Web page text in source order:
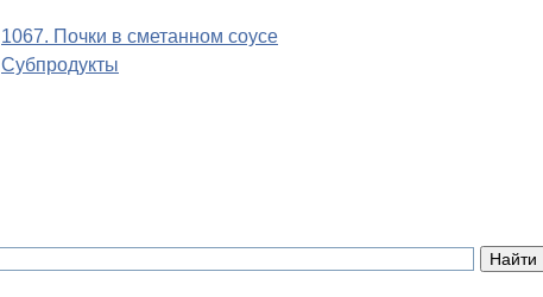
1067. Почки в сметанном соусе
Субпродукты